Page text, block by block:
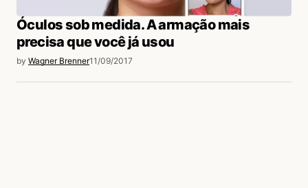
Óculos sob medida. A armação mais
precisa que você já usou
by Wagner Brenner11/09/2017